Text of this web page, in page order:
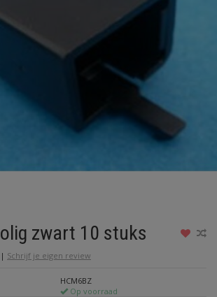
zwart 10 stuks
| Schrijf je eigen review
HCM6BZ
Op voorraad